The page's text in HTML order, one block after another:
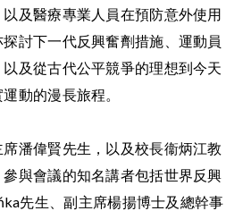
及醫療專業人員在預防意外使用
討下一代反興奮劑措施、運動員
及從古代公平競爭的理想到今天
動的漫長旅程。
潘偉賢先生，以及校長衞炳江教
與會議的知名講者包括世界反興
先生、副主席楊揚博士及總幹事